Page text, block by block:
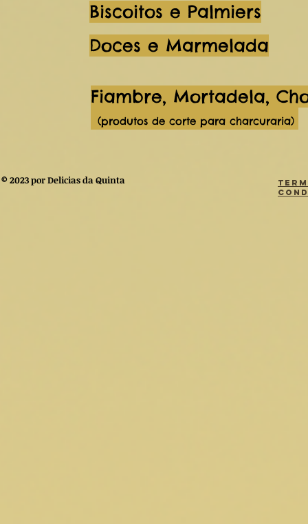
Biscoitos e Palmiers
Doces e Marmelada
Fiambre, Mortadela,
(produtos de corte para charcuraria)
© 2023 por Delicias da Quinta